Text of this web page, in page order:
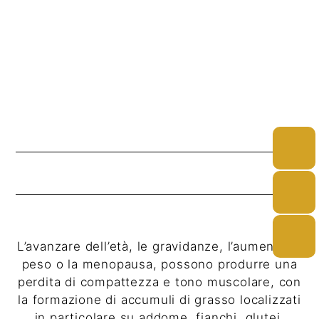
CHIRURGIA DEL CORPO
L’avanzare dell’età, le gravidanze, l’aumento di
peso o la menopausa, possono produrre una
perdita di compattezza e tono muscolare, con